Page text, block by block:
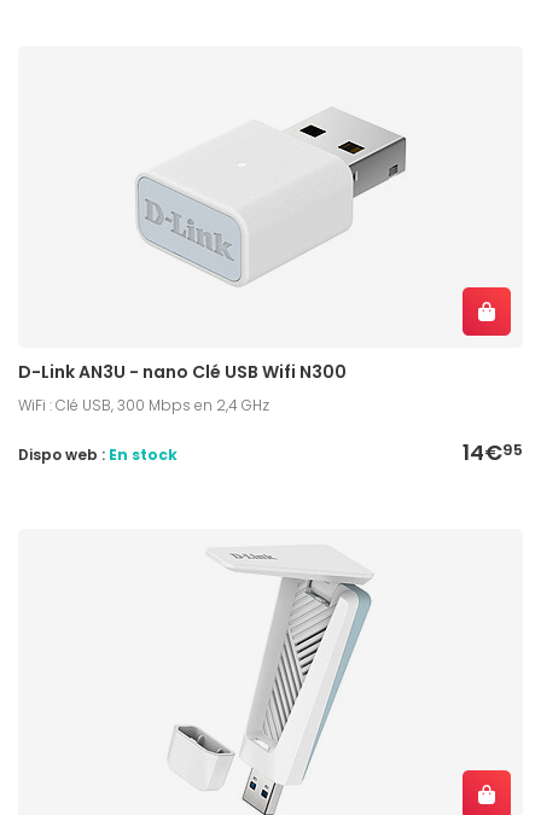
D-Link AN3U - nano Clé USB Wifi N300
WiFi : Clé USB, 300 Mbps en 2,4 GHz
14€95
Dispo web : En stock